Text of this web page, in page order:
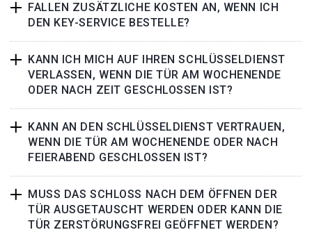
FALLEN ZUSÄTZLICHE KOSTEN AN, WENN ICH
DEN KEY-SERVICE BESTELLE?
KANN ICH MICH AUF IHREN SCHLÜSSELDIENST
VERLASSEN, WENN DIE TÜR AM WOCHENENDE
ODER NACH ZEIT GESCHLOSSEN IST?
KANN AN DEN SCHLÜSSELDIENST VERTRAUEN,
WENN DIE TÜR AM WOCHENENDE ODER NACH
FEIERABEND GESCHLOSSEN IST?
MUSS DAS SCHLOSS NACH DEM ÖFFNEN DER
TÜR AUSGETAUSCHT WERDEN ODER KANN DIE
TÜR ZERSTÖRUNGSFREI GEÖFFNET WERDEN?